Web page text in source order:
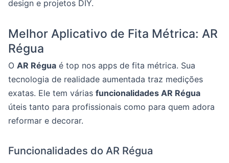
design e projetos DIY.
Melhor Aplicativo de Fita Métrica: AR
Régua
O AR Régua é top nos apps de fita métrica. Sua
tecnologia de realidade aumentada traz medições
exatas. Ele tem várias funcionalidades AR Régua
úteis tanto para profissionais como para quem adora
reformar e decorar.
Funcionalidades do AR Régua